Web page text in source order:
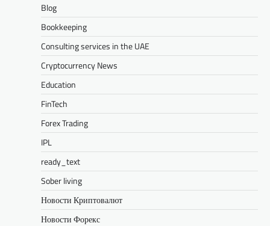
Blog
Bookkeeping
Consulting services in the UAE
Cryptocurrency News
Education
FinTech
Forex Trading
IPL
ready_text
Sober living
Новости Криптовалют
Новости Форекс